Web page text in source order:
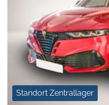
Standort Zentrallager